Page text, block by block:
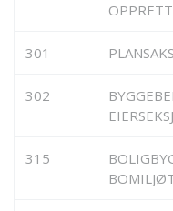
301
302
315